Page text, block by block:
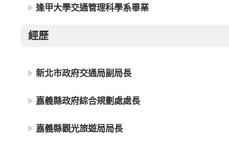
逢甲大學交通管理科學系畢業
經歷
新北市政府交通局副局長
嘉義縣政府綜合規劃處處長
嘉義縣觀光旅遊局局長